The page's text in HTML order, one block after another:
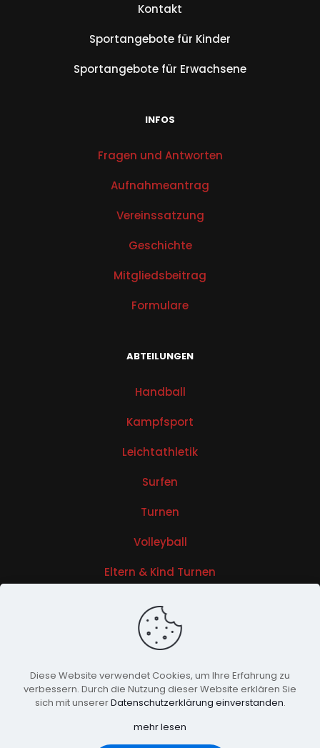
Kontakt
Sportangebote für Kinder
Sportangebote für Erwachsene
INFOS
Fragen und Antworten
Aufnahmeantrag
Vereinssatzung
Geschichte
Mitgliedsbeitrag
Formulare
ABTEILUNGEN
Handball
Kampfsport
Leichtathletik
Surfen
Turnen
Volleyball
Eltern & Kind Turnen
© 2025 MTV Wittmund e.V. Alle Rechte vorbehalten |
Erstellt vonSimplePress
Diese Website verwendet Cookies, um Ihre Erfahrung zu
verbessern. Durch die Nutzung dieser Website erklären Sie
sich mit unsererDatenschutzerklärung einverstanden.
mehr lesen